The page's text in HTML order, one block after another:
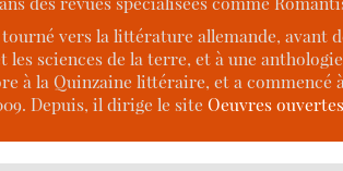
vers la littérature allemande, avant
sciences de la terre, et à une
la Quinzaine littéraire, et a commencé
Depuis, il dirige le site Oeuvres ouvertes